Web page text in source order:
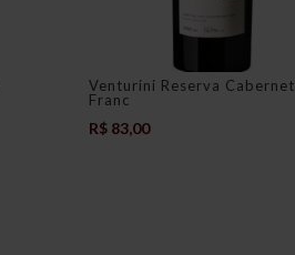
Venturini Reserva Cabernet
Franc
R$83,00